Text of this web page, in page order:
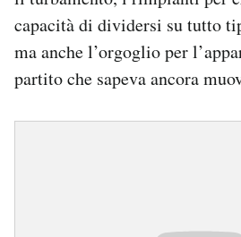
capacità di dividersi su tutto
ma anche l’orgoglio per
partito che sapeva ancora